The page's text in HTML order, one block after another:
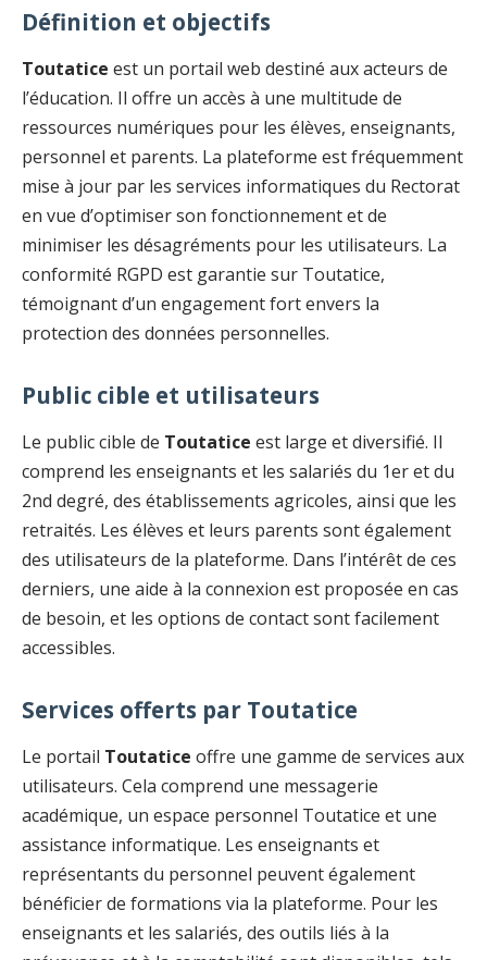
Définition et objectifs
Toutatice est un portail web destiné aux acteurs de
l’éducation. Il offre un accès à une multitude de
ressources numériques pour les élèves, enseignants,
personnel et parents. La plateforme est fréquemment
mise à jour par les services informatiques du Rectorat
en vue d’optimiser son fonctionnement et de
minimiser les désagréments pour les utilisateurs. La
conformité RGPD est garantie sur Toutatice,
témoignant d’un engagement fort envers la
protection des données personnelles.
Public cible et utilisateurs
Le public cible de Toutatice est large et diversifié. Il
comprend les enseignants et les salariés du 1er et du
2nd degré, des établissements agricoles, ainsi que les
retraités. Les élèves et leurs parents sont également
des utilisateurs de la plateforme. Dans l’intérêt de ces
derniers, une aide à la connexion est proposée en cas
de besoin, et les options de contact sont facilement
accessibles.
Services offerts par Toutatice
Le portail Toutatice offre une gamme de services aux
utilisateurs. Cela comprend une messagerie
académique, un espace personnel Toutatice et une
assistance informatique. Les enseignants et
représentants du personnel peuvent également
bénéficier de formations via la plateforme. Pour les
enseignants et les salariés, des outils liés à la